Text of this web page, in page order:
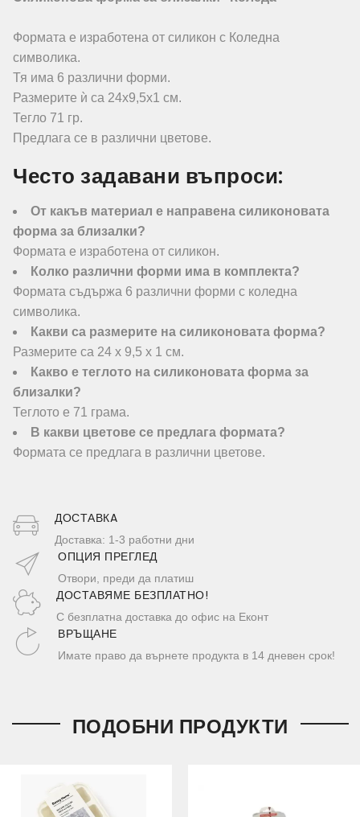
Формата е изработена от силикон с Коледна
символика.
Тя има 6 различни форми.
Размерите ѝ са 24х9,5х1 см.
Тегло 71 гр.
Предлага се в различни цветове.
Често задавани въпроси:
От какъв материал е направена силиконовата
форма за близалки?
Формата е изработена от силикон.
Колко различни форми има в комплекта?
Формата съдържа 6 различни форми с коледна
символика.
Какви са размерите на силиконовата форма?
Размерите са 24 х 9,5 х 1 см.
Какво е теглото на силиконовата форма за
близалки?
Теглото е 71 грама.
В какви цветове се предлага формата?
Формата се предлага в различни цветове.
ДОСТАВКA
Доставка: 1-3 работни дни
ОПЦИЯ ПРЕГЛЕД
Отвори, преди да платиш
ДОСТАВЯМЕ БЕЗПЛАТНО!
С безплатна доставка до офис на Еконт
ВРЪЩАНЕ
Имате право да върнете продукта в 14 дневен срок!
ПОДОБНИ ПРОДУКТИ